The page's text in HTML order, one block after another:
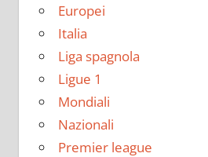
Europei
Italia
Liga spagnola
Ligue 1
Mondiali
Nazionali
Premier league